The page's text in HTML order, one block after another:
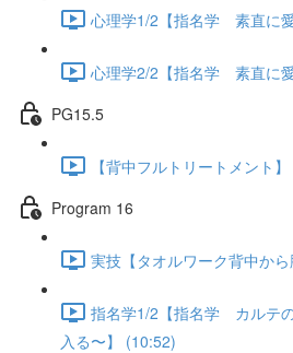
心理学1/2【指名学 素直に
心理学2/2【指名学 素直に
PG15.5
【背中フルトリートメント
Program 16
実技【タオルワーク背中か
指名学1/2【指名学 カルテ
入る〜】 (10:52)